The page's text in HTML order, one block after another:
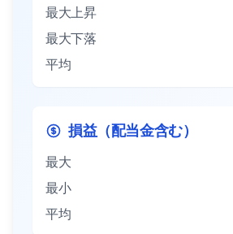
最大上昇
最大下落
平均
損益（配当金含む）
最大
最小
平均